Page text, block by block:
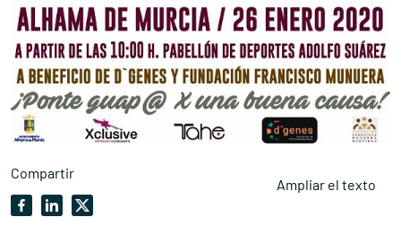
Compartir
Ampliar el texto